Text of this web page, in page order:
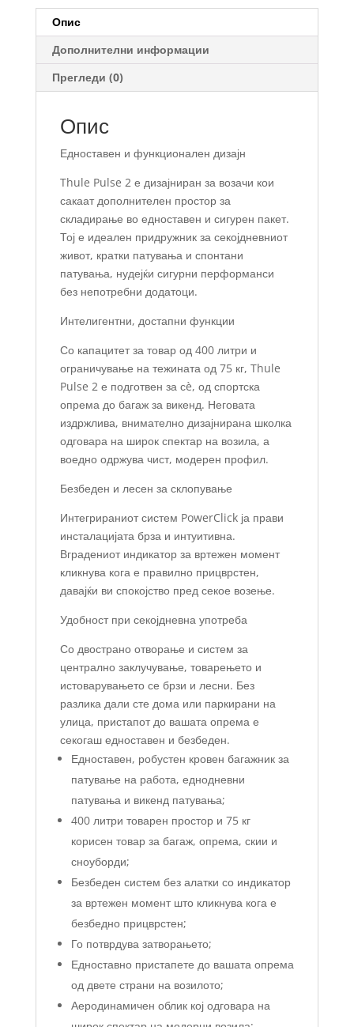
Опис
Дополнителни информации
Прегледи (0)
Опис
Едноставен и функционален дизајн
Thule Pulse 2 е дизајниран за возачи кои
сакаат дополнителен простор за
складирање во едноставен и сигурен пакет.
Тој е идеален придружник за секојдневниот
живот, кратки патувања и спонтани
патувања, нудејќи сигурни перформанси
без непотребни додатоци.
Интелигентни, достапни функции
Со капацитет за товар од 400 литри и
ограничување на тежината од 75 кг, Thule
Pulse 2 е подготвен за сè, од спортска
опрема до багаж за викенд. Неговата
издржлива, внимателно дизајнирана школка
одговара на широк спектар на возила, а
воедно одржува чист, модерен профил.
Безбеден и лесен за склопување
Интегрираниот систем PowerClick ја прави
инсталацијата брза и интуитивна.
Вградениот индикатор за вртежен момент
кликнува кога е правилно прицврстен,
давајќи ви спокојство пред секое возење.
Удобност при секојдневна употреба
Со двострано отворање и систем за
централно заклучување, товарењето и
истоварувањето се брзи и лесни. Без
разлика дали сте дома или паркирани на
улица, пристапот до вашата опрема е
секогаш едноставен и безбеден.
Едноставен, робустен кровен багажник за
патување на работа, еднодневни
патувања и викенд патувања;
400 литри товарен простор и 75 кг
корисен товар за багаж, опрема, скии и
сноуборди;
Безбеден систем без алатки со индикатор
за вртежен момент што кликнува кога е
безбедно прицврстен;
Го потврдува затворањето;
Едноставно пристапете до вашата опрема
од двете страни на возилото;
Аеродинамичен облик кој одговара на